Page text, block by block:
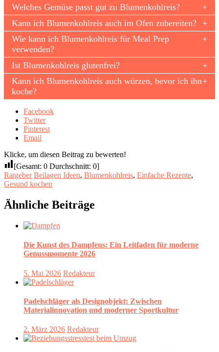
Welches Gemüse passt gut zu Blumenkohlreis?
Kann ich Blumenkohlreis auch im Ofen zubereiten?
Wie kann ich Blumenkohlreis für Meal Prep
verwenden?
Ist Blumenkohlreis glutenfrei?
Kann ich Blumenkohlreis auch würzen, bevor ich ihn
koche?
Facebook
Twitter
Pinterest
Email
Klicke, um diesen Beitrag zu bewerten!
[Gesamt: 0 Durchschnitt: 0]
Ratgeber Beilagen Ideen, Blumenkohlreis, Einfache Rezepte,
Gesund kochen
Ähnliche Beiträge
Die Kunst des Dampfens: Ein Leitfaden für moderne
Genussmomente 2026
5. Mai 2026 Redakteur
Padelschläger als Designobjekt: Zwischen
Materialinnovation und moderner Sportkultur
2. März 2026 Redakteur